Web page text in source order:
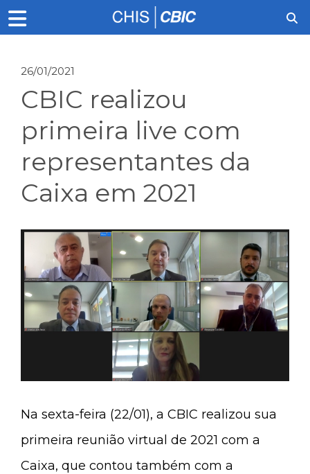
26/01/2021
CBIC realizou
primeira live com
representantes da
Caixa em 2021
Na sexta-feira (22/01), a CBIC realizou sua
primeira reunião virtual de 2021 com a
Caixa, que contou também com a